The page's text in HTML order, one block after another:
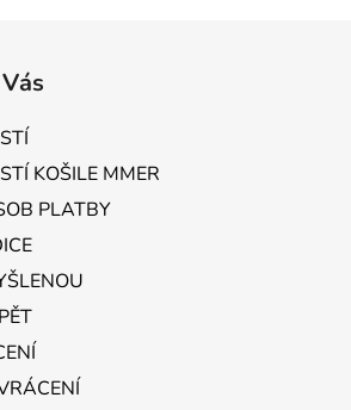
KOŠILE MMER
PLATBY